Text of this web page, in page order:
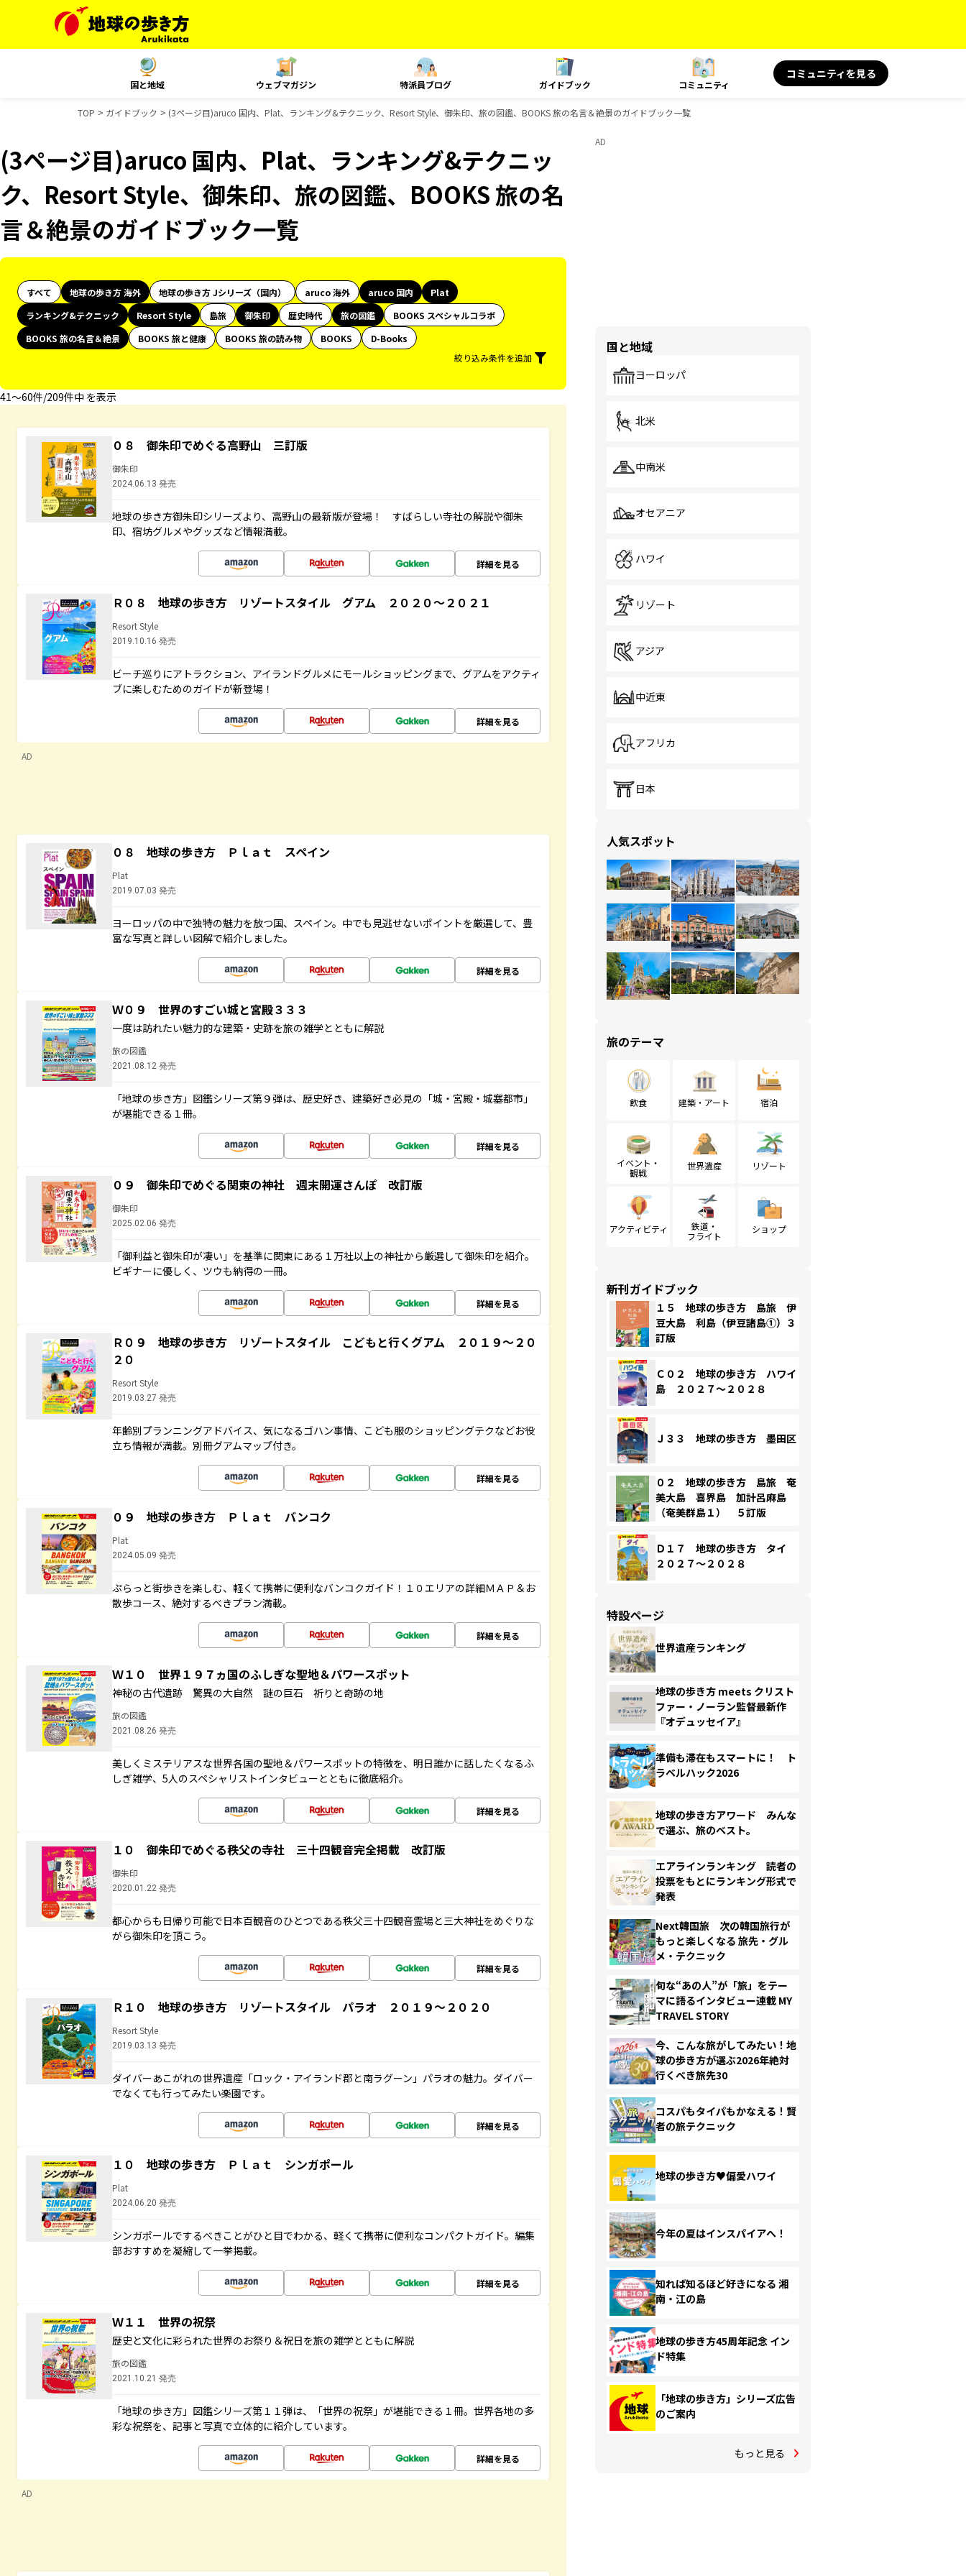
国と地域 ウェブマガジン 特派員ブログ ガイドブック コミュニティ
コミュニティを見る
TOP ガイドブック (3ページ目)aruco 国内、Plat、ランキング&テクニック、Resort Style、御朱印、旅の図鑑、BOOKS 旅の名言＆絶景のガイドブック一覧
(3ページ目)aruco 国内、Plat、ランキング&テクニッ
ク、Resort Style、御朱印、旅の図鑑、BOOKS 旅の名
言＆絶景のガイドブック一覧
すべて 地球の歩き方 海外 地球の歩き方 Jシリーズ（国内） aruco 海外 aruco 国内
Plat
ランキング&テクニック
Resort Style 島旅 御朱印 歴史時代 旅の図鑑
BOOKS スペシャルコラボ
BOOKS 旅の名言＆絶景
BOOKS 旅と健康 BOOKS 旅の読み物 BOOKS
D-Books
絞り込み条件を追加
41〜60件/209件中 を表示
０８ 御朱印でめぐる高野山 三訂版
御朱印
2024.06.13 発売
地球の歩き方御朱印シリーズより、高野山の最新版が登場！ すばらしい寺社の解説や御朱
印、宿坊グルメやグッズなど情報満載。
詳細を見る
Ｒ０８ 地球の歩き方 リゾートスタイル グアム ２０２０～２０２１
Resort Style
2019.10.16 発売
ビーチ巡りにアトラクション、アイランドグルメにモールショッピングまで、グアムをアクティ
ブに楽しむためのガイドが新登場！
詳細を見る
AD
０８ 地球の歩き方 Ｐｌａｔ スペイン
Plat
2019.07.03 発売
ヨーロッパの中で独特の魅力を放つ国、スペイン。中でも見逃せないポイントを厳選して、豊
富な写真と詳しい図解で紹介しました。
詳細を見る
Ｗ０９ 世界のすごい城と宮殿３３３
一度は訪れたい魅力的な建築・史跡を旅の雑学とともに解説
旅の図鑑
2021.08.12 発売
「地球の歩き方」図鑑シリーズ第９弾は、歴史好き、建築好き必見の「城・宮殿・城塞都市」
が堪能できる１冊。
詳細を見る
０９ 御朱印でめぐる関東の神社 週末開運さんぽ 改訂版
御朱印
2025.02.06 発売
「御利益と御朱印が凄い」を基準に関東にある１万社以上の神社から厳選して御朱印を紹介。
ビギナーに優しく、ツウも納得の一冊。
詳細を見る
Ｒ０９ 地球の歩き方 リゾートスタイル こどもと行くグアム ２０１９～２０
２０
Resort Style
2019.03.27 発売
年齢別プランニングアドバイス、気になるゴハン事情、こども服のショッピングテクなどお役
立ち情報が満載。別冊グアムマップ付き。
詳細を見る
０９ 地球の歩き方 Ｐｌａｔ バンコク
Plat
2024.05.09 発売
ぷらっと街歩きを楽しむ、軽くて携帯に便利なバンコクガイド！１０エリアの詳細ＭＡＰ＆お
散歩コース、絶対するべきプラン満載。
詳細を見る
Ｗ１０ 世界１９７ヵ国のふしぎな聖地＆パワースポット
神秘の古代遺跡 驚異の大自然 謎の巨石 祈りと奇跡の地
旅の図鑑
2021.08.26 発売
美しくミステリアスな世界各国の聖地＆パワースポットの特徴を、明日誰かに話したくなるふ
しぎ雑学、5人のスペシャリストインタビューとともに徹底紹介。
詳細を見る
１０ 御朱印でめぐる秩父の寺社 三十四観音完全掲載 改訂版
御朱印
2020.01.22 発売
都心からも日帰り可能で日本百観音のひとつである秩父三十四観音霊場と三大神社をめぐりな
がら御朱印を頂こう。
詳細を見る
Ｒ１０ 地球の歩き方 リゾートスタイル パラオ ２０１９～２０２０
Resort Style
2019.03.13 発売
ダイバーあこがれの世界遺産「ロック・アイランド郡と南ラグーン」パラオの魅力。ダイバー
でなくても行ってみたい楽園です。
詳細を見る
１０ 地球の歩き方 Ｐｌａｔ シンガポール
Plat
2024.06.20 発売
シンガポールでするべきことがひと目でわかる、軽くて携帯に便利なコンパクトガイド。編集
部おすすめを凝縮して一挙掲載。
詳細を見る
Ｗ１１ 世界の祝祭
歴史と文化に彩られた世界のお祭り＆祝日を旅の雑学とともに解説
旅の図鑑
2021.10.21 発売
「地球の歩き方」図鑑シリーズ第１１弾は、「世界の祝祭」が堪能できる１冊。世界各地の多
彩な祝祭を、記事と写真で立体的に紹介しています。
詳細を見る
AD
AD
国と地域
ヨーロッパ
北米
中南米
オセアニア
ハワイ
リゾート
アジア
中近東
アフリカ
日本
人気スポット
旅のテーマ
飲食 建築・アート 宿泊
イベント・
観戦
世界遺産 リゾート
アクティビティ
鉄道・
フライト
ショップ
新刊ガイドブック
１５ 地球の歩き方 島旅 伊
豆大島 利島（伊豆諸島①）３
訂版
Ｃ０２ 地球の歩き方 ハワイ
島 ２０２７～２０２８
Ｊ３３ 地球の歩き方 墨田区
０２ 地球の歩き方 島旅 奄
美大島 喜界島 加計呂麻島
（奄美群島１） ５訂版
Ｄ１７ 地球の歩き方 タイ
２０２７～２０２８
特設ページ
世界遺産ランキング
地球の歩き方 meets クリスト
ファー・ノーラン監督最新作
『オデュッセイア』
準備も滞在もスマートに！ ト
ラベルハック2026
地球の歩き方アワード みんな
で選ぶ、旅のベスト。
エアラインランキング 読者の
投票をもとにランキング形式で
発表
Next韓国旅 次の韓国旅行が
もっと楽しくなる 旅先・グル
メ・テクニック
旬な“あの人”が「旅」をテー
マに語るインタビュー連載 MY
TRAVEL STORY
今、こんな旅がしてみたい！地
球の歩き方が選ぶ2026年絶対
行くべき旅先30
コスパもタイパもかなえる！賢
者の旅テクニック
地球の歩き方♥偏愛ハワイ
今年の夏はインスパイアへ！
知れば知るほど好きになる 湘
南・江の島
地球の歩き方45周年記念 イン
ド特集
「地球の歩き方」シリーズ広告
のご案内
もっと見る